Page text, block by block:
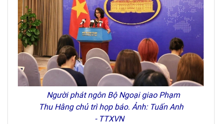
Người phát ngôn Bộ Ngoại giao Phạm
Thu Hằng chủ trì họp báo. Ảnh: Tuấn Anh
- TTXVN